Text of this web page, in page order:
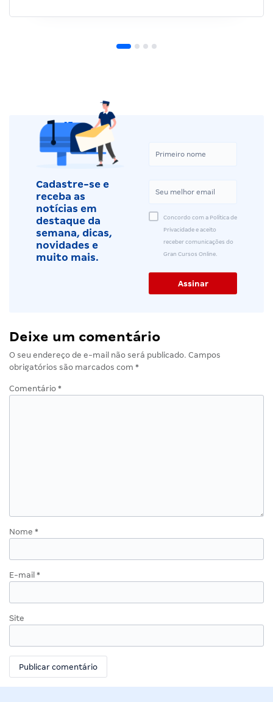
Cadastre-se e
receba as
notícias em
destaque da
semana, dicas,
novidades e
muito mais.
Concordo com a Política de
Privacidade e aceito
receber comunicações do
Gran Cursos Online.
Deixe um comentário
O seu endereço de e-mail não será publicado. Campos
obrigatórios são marcados com *
Comentário *
Nome *
E-mail *
Site